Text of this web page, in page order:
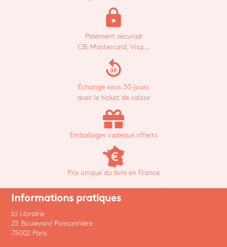
lock
Paiement sécurisé
CB, Mastercard, Visa...
replay_30
Echange sous 30 jours
avec le ticket de caisse
Emballages cadeaux offerts
Prix unique du livre en France
Informations pratiques
Ici Librairie
25 Boulevard Poissonnière
75002 Paris